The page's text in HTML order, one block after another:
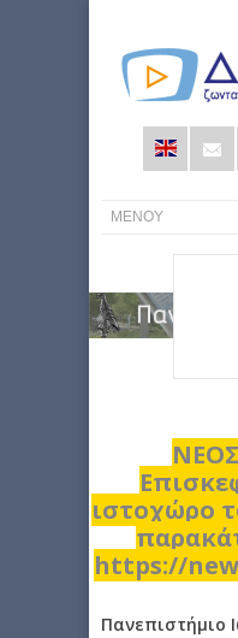
ιστοχώρο
https://
Πανεπιστήμιο